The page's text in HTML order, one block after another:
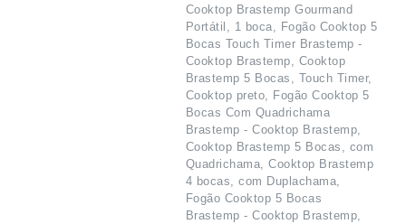
Cooktop Brastemp Gourmand
Portátil, 1 boca, Fogão Cooktop 5
Bocas Touch Timer Brastemp -
Cooktop Brastemp, Cooktop
Brastemp 5 Bocas, Touch Timer,
Cooktop preto, Fogão Cooktop 5
Bocas Com Quadrichama
Brastemp - Cooktop Brastemp,
Cooktop Brastemp 5 Bocas, com
Quadrichama, Cooktop Brastemp
4 bocas, com Duplachama,
Fogão Cooktop 5 Bocas
Brastemp - Cooktop Brastemp,